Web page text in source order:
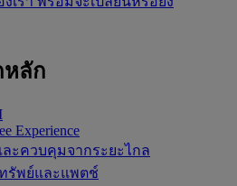
หลัก
Experience
ะควบคุมจากระยะไกล
รัพย์และแพตช์